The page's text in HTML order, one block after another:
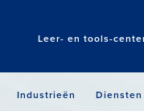
Leer- en tools-
Industrieën Diensten